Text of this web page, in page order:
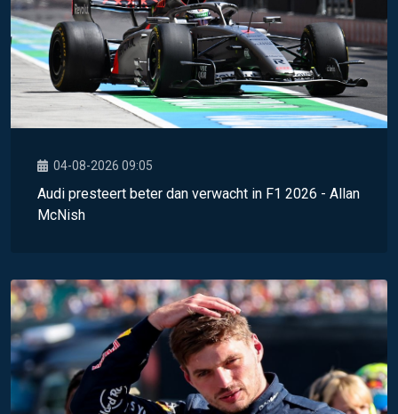
04-08-2026 09:05
Audi presteert beter dan verwacht in F1 2026 - Allan
McNish